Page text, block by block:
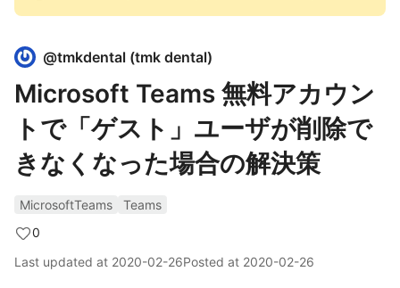
@tmkdental (tmk dental)
Microsoft Teams 無料アカウン
トで「ゲスト」ユーザが削除で
きなくなった場合の解決策
MicrosoftTeams
Teams
0
Last updated at 2020-02-26Posted at 2020-02-26